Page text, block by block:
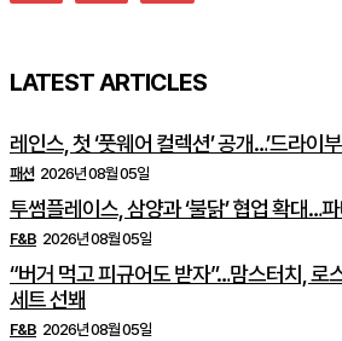
LATEST ARTICLES
레인스, 첫 ‘풋웨어 컬렉션’ 공개…’드라이
패션 2026년 08월 05일
투썸플레이스, 삼양과 ‘불닭’ 협업 확대…
F&B 2026년 08월 05일
“버거 먹고 피규어도 받자”…맘스터치, 로
세트 선봬
F&B 2026년 08월 05일